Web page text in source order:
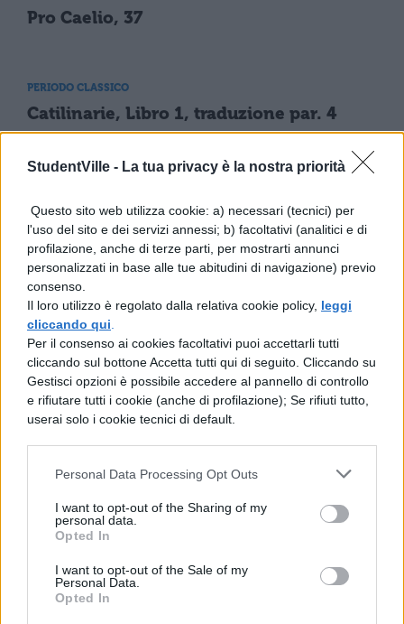
StudentVille - La tua privacy è la nostra priorità
Questo sito web utilizza cookie: a) necessari (tecnici) per
l'uso del sito e dei servizi annessi; b) facoltativi (analitici e di
profilazione, anche di terze parti, per mostrarti annunci
personalizzati in base alle tue abitudini di navigazione) previo
consenso.
Il loro utilizzo è regolato dalla relativa cookie policy, leggi
cliccando qui
Per il consenso ai cookies facoltativi puoi accettarli tutti
cliccando sul bottone Accetta tutti qui di seguito. Cliccando su
Gestisci opzioni è possibile accedere al pannello di controllo
e rifiutare tutti i cookie (anche di profilazione); Se rifiuti tutto,
userai solo i cookie tecnici di default.
Personal Data Processing Opt Outs
I want to opt-out of the Sharing of my
personal data.
Opted In
I want to opt-out of the Sale of my
Personal Data.
Opted In
Pro Caelio, 37
PERIODO CLASSICO
Catilinarie, Libro 1, traduzione par. 4
Catilinarie, Libro 1, traduzione par. 20
PERIODO CLASSICO
Catilinarie, Libro 2, traduzione Par.3
PERIODO CLASSICO
Catilinarie, Libro 2, traduzione Par. 19
PERIODO CLASSICO
PERIODO CLASSICO
Catilinarie, Libro 3, traduzione Par. 21